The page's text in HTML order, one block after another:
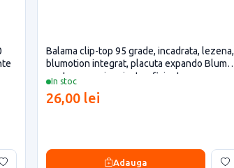
In stoc
Balama clip-top 95 grade, incadrata, lezena,
blumotion integrat, placuta expando Blum
pentru casa si proiecte eficiente
26,00 lei
Adauga